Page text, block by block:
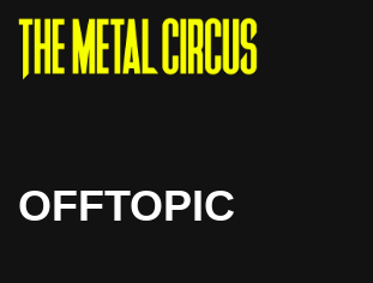
Saltar
OFFTOPIC